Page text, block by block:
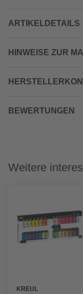
ARTIKELDETAILS
HINWEISE ZUR
BEWERTUNGEN
Weitere
KREUL